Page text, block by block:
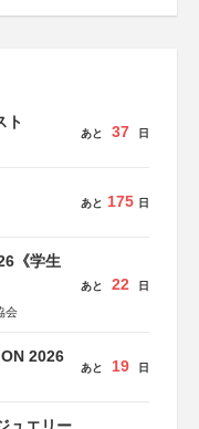
ト
あと 37 日
あと 175 日
《学生
会
あと 22 日
2026
あと 19 日